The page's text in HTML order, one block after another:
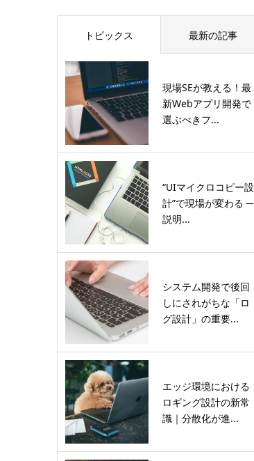
トピックス 最新の記事
現場SEが教える！最
新Webアプリ開発で
選ぶべきフ...
“UIマイクロコピー設
計”で現場が変わる ─
説明...
システム開発で後回
しにされがちな「ロ
グ設計」の重要...
エッジ環境における
ロギング設計の新常
識｜分散化が進...